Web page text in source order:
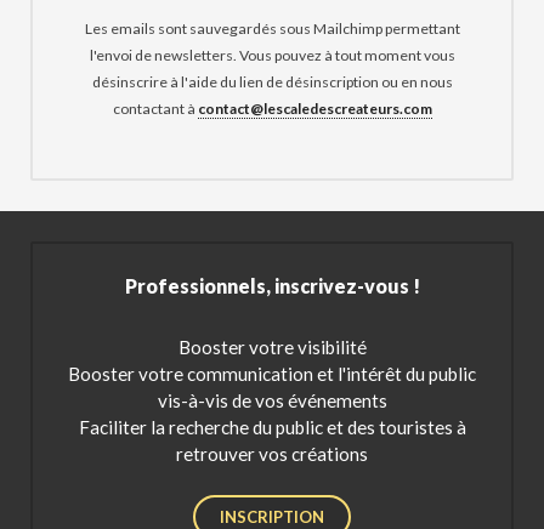
Les emails sont sauvegardés sous Mailchimp permettant
l'envoi de newsletters. Vous pouvez à tout moment vous
désinscrire à l'aide du lien de désinscription ou en nous
contactant à contact@lescaledescreateurs.com
Professionnels, inscrivez-vous !
Booster votre visibilité
Booster votre communication et l'intérêt du public
vis-à-vis de vos événements
Faciliter la recherche du public et des touristes à
retrouver vos créations
INSCRIPTION